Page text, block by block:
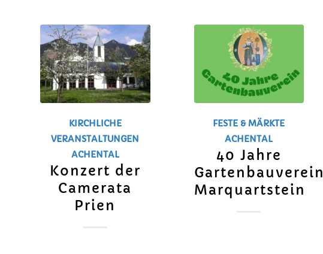
KIRCHLICHE
VERANSTALTUNGEN
ACHENTAL
Konzert der
Camerata
Prien
FESTE & MÄRKTE
ACHENTAL
40 Jahre
Gartenbauverein
Marquartstein